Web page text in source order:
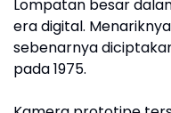
Lompatan besar
era digital.
sebenarnya
pada 1975.